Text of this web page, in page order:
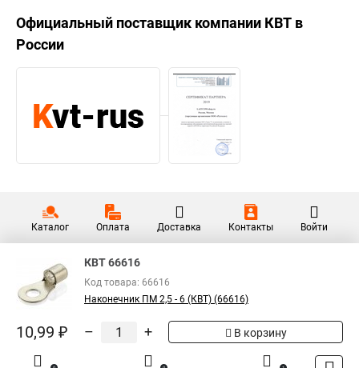
Официальный поставщик компании КВТ в
России
Каталог Оплата Доставка Контакты Войти
КВТ 66616
Код товара: 66616
Наконечник ПМ 2,5 - 6 (КВТ) (66616)
10,99 ₽ – + В корзину